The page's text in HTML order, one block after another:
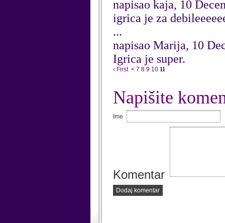
napisao kaja, 10
igrica je za
...
napisao Marija, 10
Igrica je super.
‹ First < 7 8 9 10 11
Napišite
Ime
Komentar
Dodaj komentar